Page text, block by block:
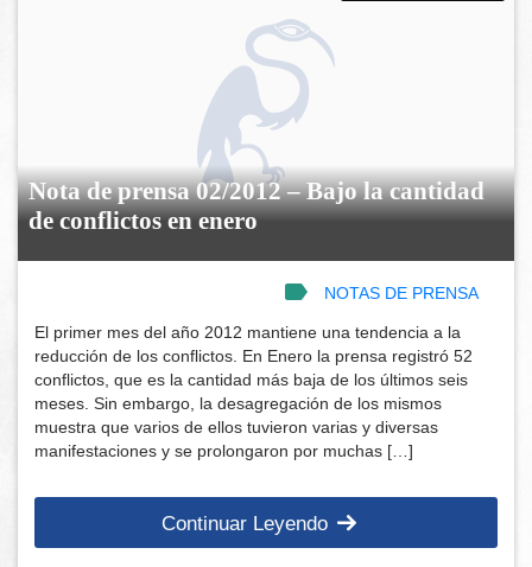
Nota de prensa 02/2012 – Bajo la cantidad
de conflictos en enero
NOTAS DE PRENSA
El primer mes del año 2012 mantiene una tendencia a la
reducción de los conflictos. En Enero la prensa registró 52
conflictos, que es la cantidad más baja de los últimos seis
meses. Sin embargo, la desagregación de los mismos
muestra que varios de ellos tuvieron varias y diversas
manifestaciones y se prolongaron por muchas […]
Continuar Leyendo